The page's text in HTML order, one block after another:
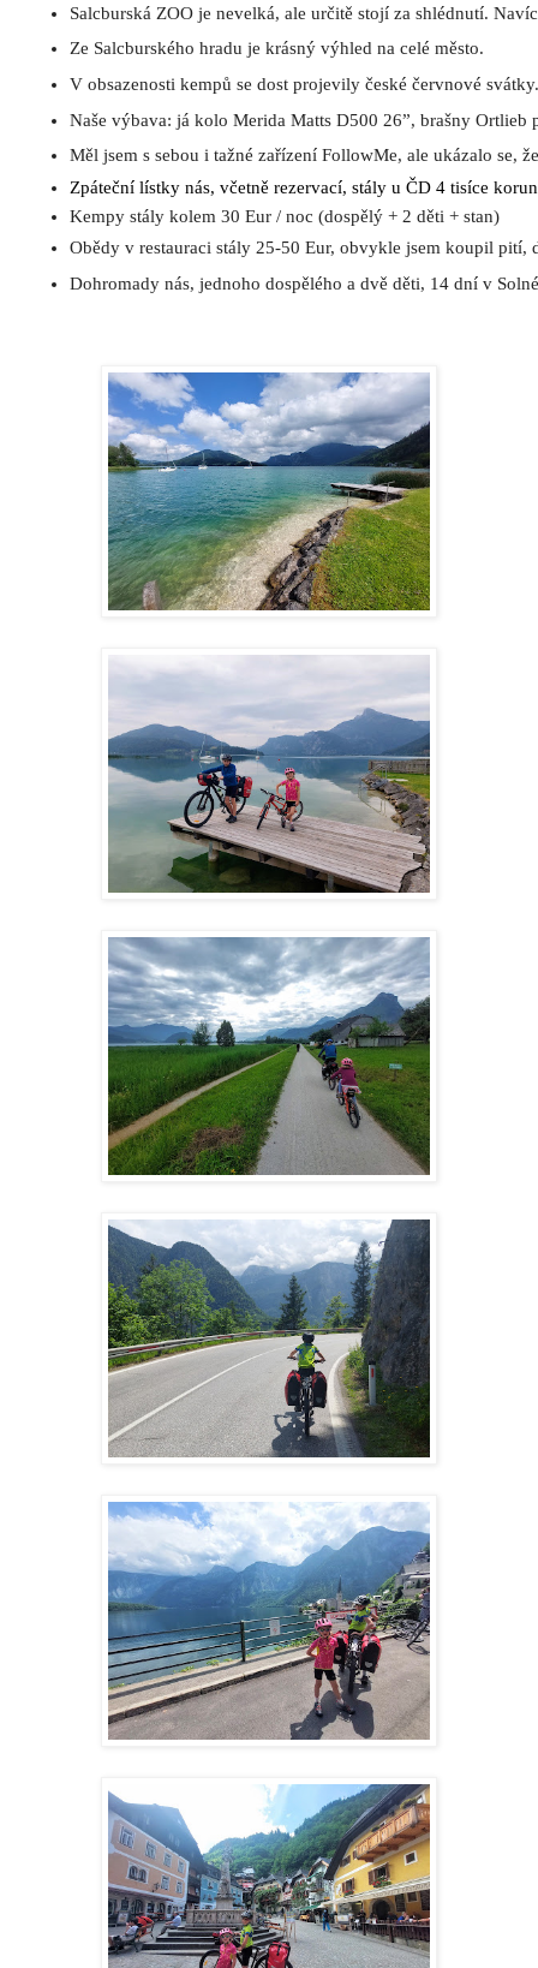
Salcburská ZOO je nevelká, ale určitě stojí za shlédnutí.
Ze Salcburského hradu je krásný výhled na celé město.
V obsazenosti kempů se dost projevily české červnové
Naše výbava: já kolo Merida Matts D500 26”, brašny
Měl jsem s sebou i tažné zařízení FollowMe, ale ukázalo se,
Zpáteční lístky nás, včetně rezervací, stály u ČD 4 tisíce
Kempy stály kolem 30 Eur / noc (dospělý + 2 děti + stan)
Obědy v restauraci stály 25-50 Eur, obvykle jsem koupil
Dohromady nás, jednoho dospělého a dvě děti, 14 dní v